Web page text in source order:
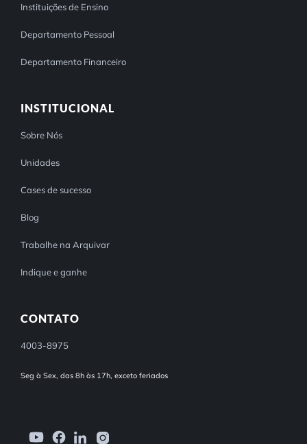
Instituições de Ensino
Departamento Pessoal
Departamento Financeiro
INSTITUCIONAL
Sobre Nós
Unidades
Cases de sucesso
Blog
Trabalhe na Arquivar
Indique e ganhe
CONTATO
4003-8975
Seg à Sex, das 8h às 17h, exceto feriados